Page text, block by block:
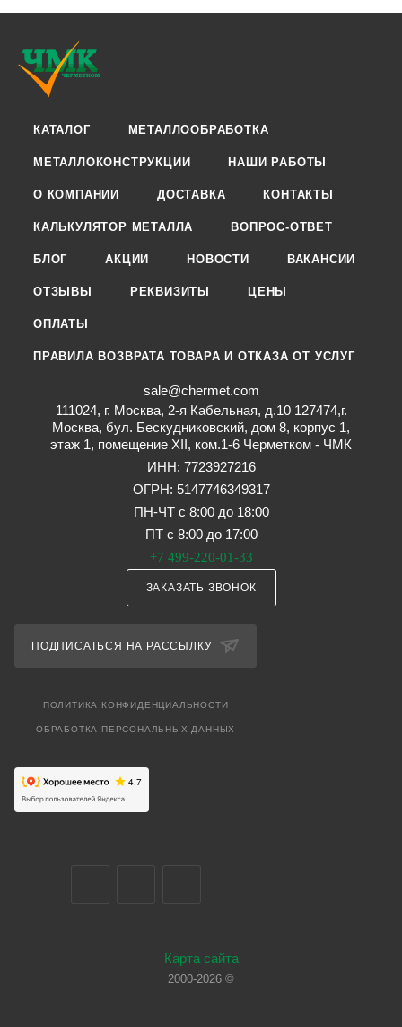
КАТАЛОГ МЕТАЛЛООБРАБОТКА
МЕТАЛЛОКОНСТРУКЦИИ НАШИ РАБОТЫ
О КОМПАНИИ ДОСТАВКА КОНТАКТЫ
КАЛЬКУЛЯТОР МЕТАЛЛА ВОПРОС-ОТВЕТ
БЛОГ АКЦИИ НОВОСТИ ВАКАНСИИ
ОТЗЫВЫ РЕКВИЗИТЫ ЦЕНЫ
ОПЛАТЫ
ПРАВИЛА ВОЗВРАТА ТОВАРА И ОТКАЗА ОТ УСЛУГ
sale@chermet.com
111024, г. Москва, 2-я Кабельная, д.10 127474,г.
Москва, бул. Бескудниковский, дом 8, корпус 1,
этаж 1, помещение XII, ком.1-6 Черметком - ЧМК
ИНН: 7723927216
ОГРН: 5147746349317
ПН-ЧТ с 8:00 до 18:00
ПТ с 8:00 до 17:00
+7 499-220-01-33
ЗАКАЗАТЬ ЗВОНОК
ПОДПИСАТЬСЯ НА РАССЫЛКУ
ПОЛИТИКА КОНФИДЕНЦИАЛЬНОСТИ
ОБРАБОТКА ПЕРСОНАЛЬНЫХ ДАННЫХ
Карта сайта
2000-2026 ©